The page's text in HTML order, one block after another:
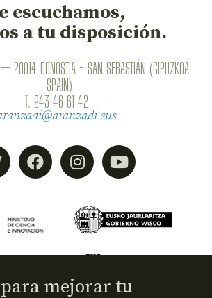
escuchamos,
a tu disposición.
— 20014 DONOSTIA - SAN SEBASTIÁN (GIPUZKOA
· SPAIN)
T. 943 46 61 42
para mejorar tu